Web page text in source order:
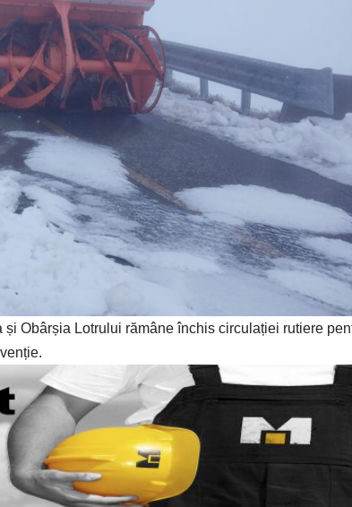
Obârșia Lotrului rămâne închis circulației rutiere